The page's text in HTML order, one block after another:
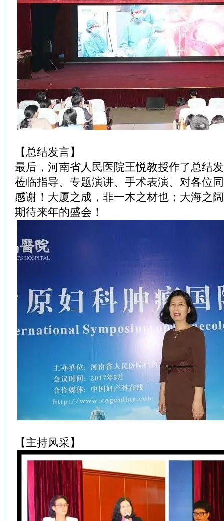
【总结发言】
最后，河南省人民医院王悦教授作了总结
莅临指导、专题演讲、手术表演、对各位
感谢！大厦之成，非一木之材也；大海之
期待来年的盛会！
【主持风采】